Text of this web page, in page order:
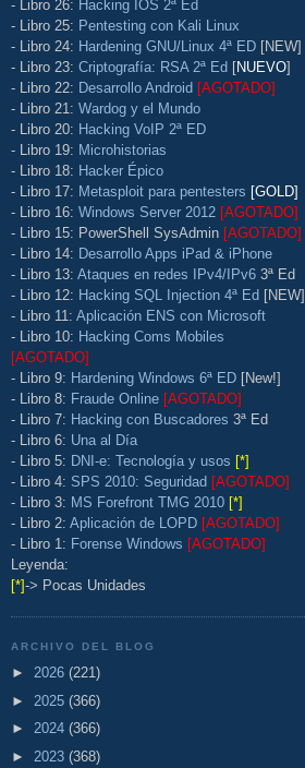
- Libro 26: Hacking IOS 2ª Ed
- Libro 25: Pentesting con Kali Linux
- Libro 24: Hardening GNU/Linux 4ª ED [NEW]
- Libro 23: Criptografía: RSA 2ª Ed [NUEVO]
- Libro 22: Desarrollo Android [AGOTADO]
- Libro 21: Wardog y el Mundo
- Libro 20: Hacking VoIP 2ª ED
- Libro 19: Microhistorias
- Libro 18: Hacker Épico
- Libro 17: Metasploit para pentesters [GOLD]
- Libro 16: Windows Server 2012 [AGOTADO]
- Libro 15: PowerShell SysAdmin [AGOTADO]
- Libro 14: Desarrollo Apps iPad & iPhone
- Libro 13: Ataques en redes IPv4/IPv6 3ª Ed
- Libro 12: Hacking SQL Injection 4ª Ed [NEW]
- Libro 11: Aplicación ENS con Microsoft
- Libro 10: Hacking Coms Mobiles
[AGOTADO]
- Libro 9: Hardening Windows 6ª ED [New!]
- Libro 8: Fraude Online [AGOTADO]
- Libro 7: Hacking con Buscadores 3ª Ed
- Libro 6: Una al Día
- Libro 5: DNI-e: Tecnología y usos [*]
- Libro 4: SPS 2010: Seguridad [AGOTADO]
- Libro 3: MS Forefront TMG 2010 [*]
- Libro 2: Aplicación de LOPD [AGOTADO]
- Libro 1: Forense Windows [AGOTADO]
Leyenda:
[*]-> Pocas Unidades
ARCHIVO DEL BLOG
► 2026 (221)
► 2025 (366)
► 2024 (366)
► 2023 (368)